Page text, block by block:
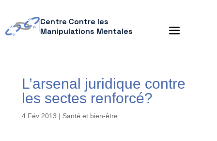
Centre Contre les
Manipulations Mentales
L’arsenal juridique contre
les sectes renforcé?
4 Fév 2013 | Santé et bien-être